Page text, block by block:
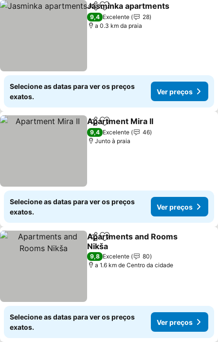
PartilharAdicionar aos favoritos
Jasminka apartments
9,4 Excelente
28
a 0.3 km da praia
Selecione as datas para ver os preços
exatos.
Ver preços
PartilharAdicionar aos favoritos
Apartment Mira II
9,4 Excelente
46
Junto à praia
Selecione as datas para ver os preços
exatos.
Ver preços
PartilharAdicionar aos favoritos
Apartments and Rooms
Nikša
Ver preços
9,8 Excelente
80
a 1.6 km de Centro da cidade
Selecione as datas para ver os preços
exatos.
Ver preços